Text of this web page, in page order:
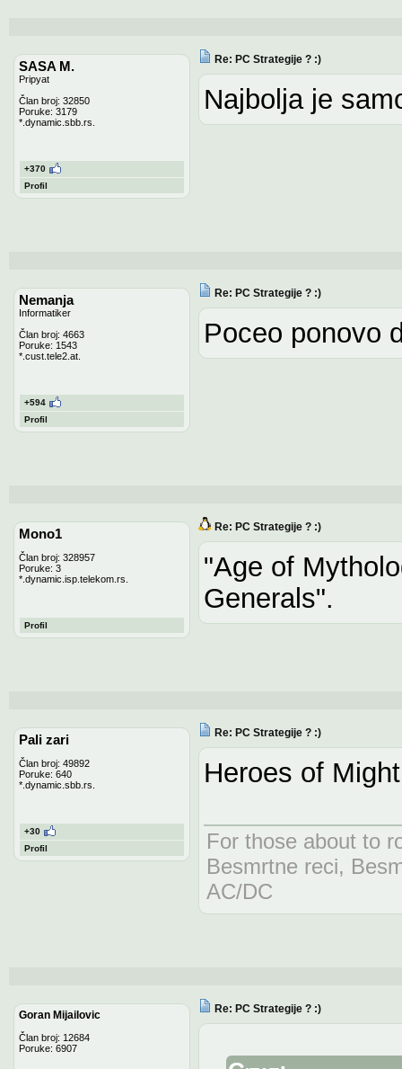
SASA M.
Pripyat
Član broj: 32850
Poruke: 3179
*.dynamic.sbb.rs.
+370
Profil
Re: PC Strategije ? :)
Najbolja je
Nemanja
Informatiker
Član broj: 4663
Poruke: 1543
*.cust.tele2.at.
+594
Profil
Re: PC Strategije ? :)
Poceo ponovo
Mono1
Član broj: 328957
Poruke: 3
*.dynamic.isp.telekom.rs.
Profil
Re: PC Strategije ? :)
"Age of
Generals".
Pali zari
Član broj: 49892
Poruke: 640
*.dynamic.sbb.rs.
+30
Profil
Re: PC Strategije ? :)
Heroes of
For those about to
Besmrtne reci,
AC/DC
Goran Mijailovic
Član broj: 12684
Poruke: 6907
Re: PC Strategije ? :)